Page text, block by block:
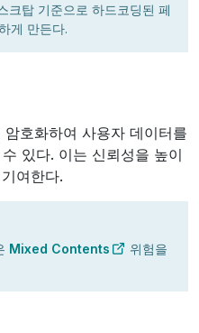
크탑 기준으로 하드코딩된 페
게 만든다.
호화하여 사용자 데이터를
있다. 이는 신뢰성을 높이
여한다.
Mixed Contents
위험을